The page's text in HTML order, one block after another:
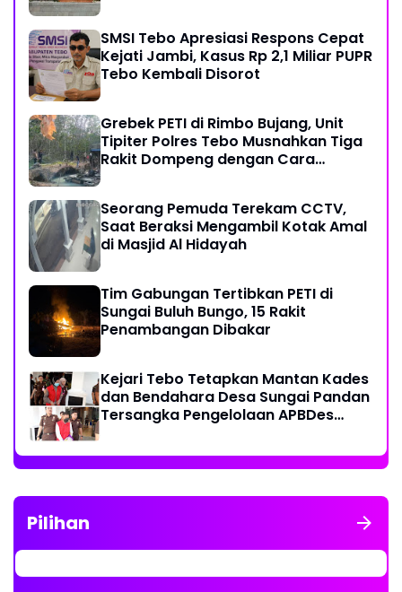
SMSI Tebo Apresiasi Respons Cepat
Kejati Jambi, Kasus Rp 2,1 Miliar PUPR
Tebo Kembali Disorot
Grebek PETI di Rimbo Bujang, Unit
Tipiter Polres Tebo Musnahkan Tiga
Rakit Dompeng dengan Cara
Seorang Pemuda Terekam CCTV,
Saat Beraksi Mengambil Kotak Amal
di Masjid Al Hidayah
Tim Gabungan Tertibkan PETI di
Sungai Buluh Bungo, 15 Rakit
Penambangan Dibakar
Kejari Tebo Tetapkan Mantan Kades
dan Bendahara Desa Sungai Pandan
Tersangka Pengelolaan APBDes
Pilihan